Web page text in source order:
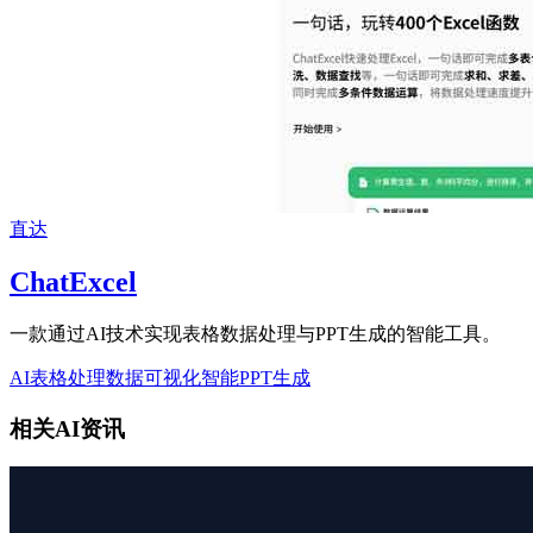
直达
ChatExcel
一款通过AI技术实现表格数据处理与PPT生成的智能工具。
AI表格处理数据可视化智能PPT生成
相关AI资讯